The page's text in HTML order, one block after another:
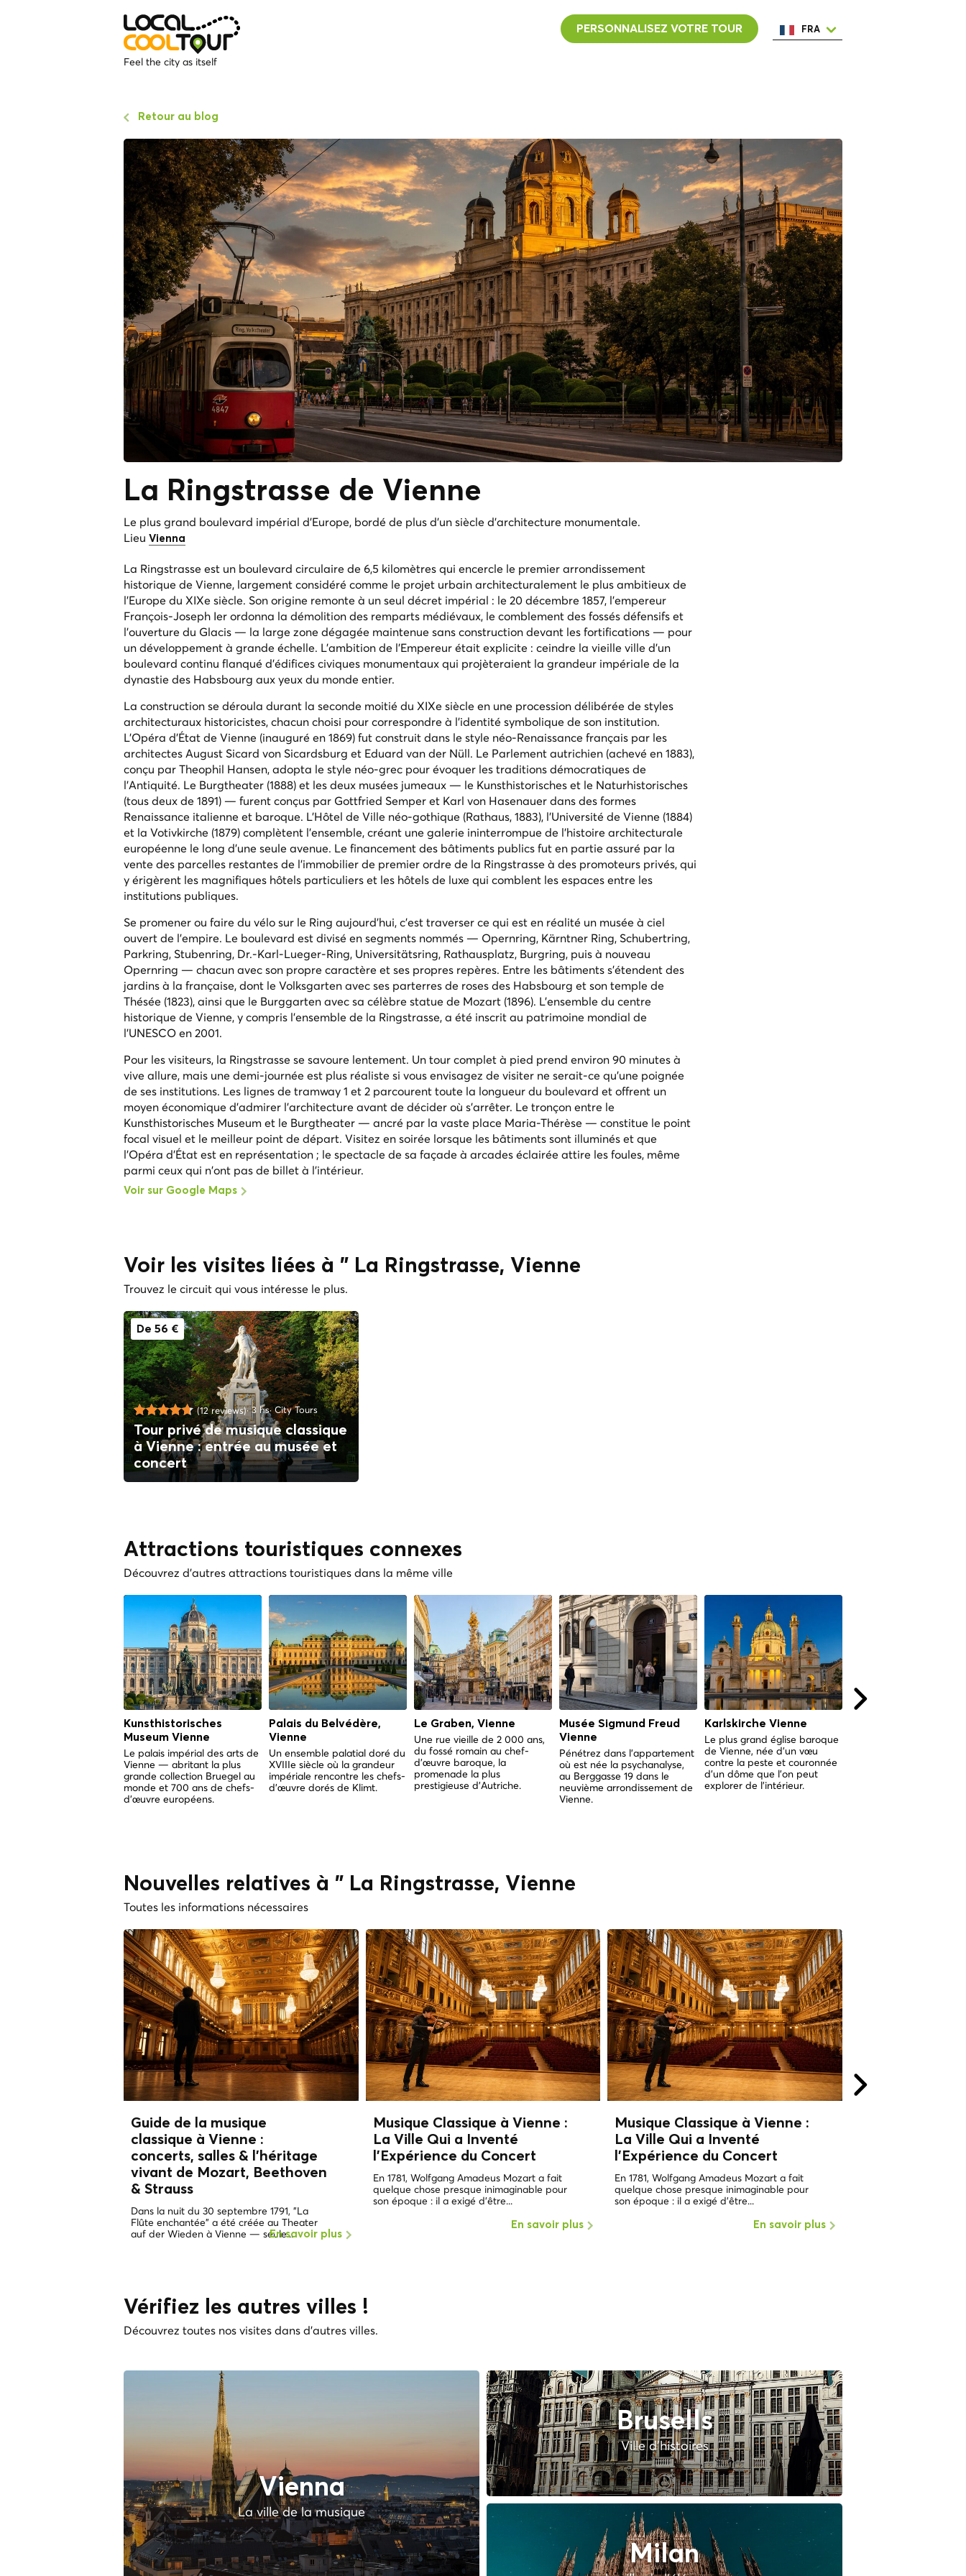
Feel the city as itself
PERSONNALISEZ VOTRE TOUR FRA
Retour au blog
La Ringstrasse de Vienne
Le plus grand boulevard impérial d'Europe, bordé de plus d'un siècle d'architecture monumentale.
Lieu Vienna
La Ringstrasse est un boulevard circulaire de 6,5 kilomètres qui encercle le premier arrondissement
historique de Vienne, largement considéré comme le projet urbain architecturalement le plus ambitieux de
l'Europe du XIXe siècle. Son origine remonte à un seul décret impérial : le 20 décembre 1857, l'empereur
François-Joseph Ier ordonna la démolition des remparts médiévaux, le comblement des fossés défensifs et
l'ouverture du Glacis — la large zone dégagée maintenue sans construction devant les fortifications — pour
un développement à grande échelle. L'ambition de l'Empereur était explicite : ceindre la vieille ville d'un
boulevard continu flanqué d'édifices civiques monumentaux qui projèteraient la grandeur impériale de la
dynastie des Habsbourg aux yeux du monde entier.
La construction se déroula durant la seconde moitié du XIXe siècle en une procession délibérée de styles
architecturaux historicistes, chacun choisi pour correspondre à l'identité symbolique de son institution.
L'Opéra d'État de Vienne (inauguré en 1869) fut construit dans le style néo-Renaissance français par les
architectes August Sicard von Sicardsburg et Eduard van der Nüll. Le Parlement autrichien (achevé en 1883),
conçu par Theophil Hansen, adopta le style néo-grec pour évoquer les traditions démocratiques de
l'Antiquité. Le Burgtheater (1888) et les deux musées jumeaux — le Kunsthistorisches et le Naturhistorisches
(tous deux de 1891) — furent conçus par Gottfried Semper et Karl von Hasenauer dans des formes
Renaissance italienne et baroque. L'Hôtel de Ville néo-gothique (Rathaus, 1883), l'Université de Vienne (1884)
et la Votivkirche (1879) complètent l'ensemble, créant une galerie ininterrompue de l'histoire architecturale
européenne le long d'une seule avenue. Le financement des bâtiments publics fut en partie assuré par la
vente des parcelles restantes de l'immobilier de premier ordre de la Ringstrasse à des promoteurs privés, qui
y érigèrent les magnifiques hôtels particuliers et les hôtels de luxe qui comblent les espaces entre les
institutions publiques.
Se promener ou faire du vélo sur le Ring aujourd'hui, c'est traverser ce qui est en réalité un musée à ciel
ouvert de l'empire. Le boulevard est divisé en segments nommés — Opernring, Kärntner Ring, Schubertring,
Parkring, Stubenring, Dr.-Karl-Lueger-Ring, Universitätsring, Rathausplatz, Burgring, puis à nouveau
Opernring — chacun avec son propre caractère et ses propres repères. Entre les bâtiments s'étendent des
jardins à la française, dont le Volksgarten avec ses parterres de roses des Habsbourg et son temple de
Thésée (1823), ainsi que le Burggarten avec sa célèbre statue de Mozart (1896). L'ensemble du centre
historique de Vienne, y compris l'ensemble de la Ringstrasse, a été inscrit au patrimoine mondial de
l'UNESCO en 2001.
Pour les visiteurs, la Ringstrasse se savoure lentement. Un tour complet à pied prend environ 90 minutes à
vive allure, mais une demi-journée est plus réaliste si vous envisagez de visiter ne serait-ce qu'une poignée
de ses institutions. Les lignes de tramway 1 et 2 parcourent toute la longueur du boulevard et offrent un
moyen économique d'admirer l'architecture avant de décider où s'arrêter. Le tronçon entre le
Kunsthistorisches Museum et le Burgtheater — ancré par la vaste place Maria-Thérèse — constitue le point
focal visuel et le meilleur point de départ. Visitez en soirée lorsque les bâtiments sont illuminés et que
l'Opéra d'État est en représentation ; le spectacle de sa façade à arcades éclairée attire les foules, même
parmi ceux qui n'ont pas de billet à l'intérieur.
Voir sur Google Maps
Voir les visites liées à " La Ringstrasse, Vienne
Trouvez le circuit qui vous intéresse le plus.
De 56 €
(12 reviews)3 hsCity Tours
Tour privé de musique classique
à Vienne : entrée au musée et
concert
Attractions touristiques connexes
Découvrez d'autres attractions touristiques dans la même ville
Kunsthistorisches
Museum Vienne
Le palais impérial des arts de
Vienne — abritant la plus
grande collection Bruegel au
monde et 700 ans de chefs-
d'œuvre européens.
Palais du Belvédère,
Vienne
Un ensemble palatial doré du
XVIIIe siècle où la grandeur
impériale rencontre les chefs-
d'œuvre dorés de Klimt.
Le Graben, Vienne
Une rue vieille de 2 000 ans,
du fossé romain au chef-
d'œuvre baroque, la
promenade la plus
prestigieuse d'Autriche.
Musée Sigmund Freud
Vienne
Pénétrez dans l'appartement
où est née la psychanalyse,
au Berggasse 19 dans le
neuvième arrondissement de
Vienne.
Karlskirche Vienne
Le plus grand église baroque
de Vienne, née d'un vœu
contre la peste et couronnée
d'un dôme que l'on peut
explorer de l'intérieur.
Nouvelles relatives à " La Ringstrasse, Vienne
Toutes les informations nécessaires
Guide de la musique
classique à Vienne :
concerts, salles & l’héritage
vivant de Mozart, Beethoven
& Strauss
Dans la nuit du 30 septembre 1791, "La
Flûte enchantée" a été créée au Theater
auf der Wieden à Vienne — seule...En savoir plus
Musique Classique à Vienne :
La Ville Qui a Inventé
l'Expérience du Concert
En 1781, Wolfgang Amadeus Mozart a fait
quelque chose presque inimaginable pour
son époque : il a exigé d'être...
En savoir plus
Musique Classique à Vienne :
La Ville Qui a Inventé
l'Expérience du Concert
En 1781, Wolfgang Amadeus Mozart a fait
quelque chose presque inimaginable pour
son époque : il a exigé d'être...
En savoir plus
Vérifiez les autres villes !
Découvrez toutes nos visites dans d'autres villes.
Vienna
La ville de la musique
Brusells
Ville d'histoires
Milan